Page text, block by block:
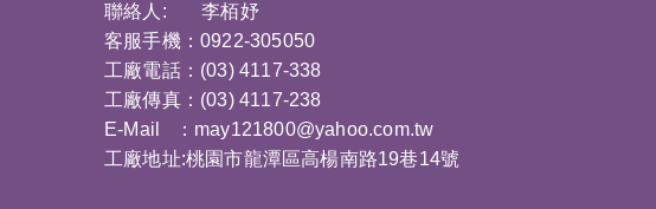
聯絡人: 李栢妤
客服手機：0922-305050
工廠電話：(03) 4117-338
工廠傳真：(03) 4117-238
E-Mail ： may121800@yahoo.com.tw
工廠地址:桃園市龍潭區高楊南路19巷14號